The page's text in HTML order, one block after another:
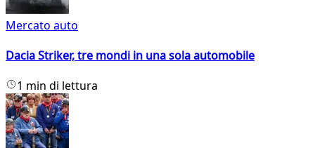
Mercato auto
Dacia Striker, tre mondi in una sola automobile
1 min di lettura